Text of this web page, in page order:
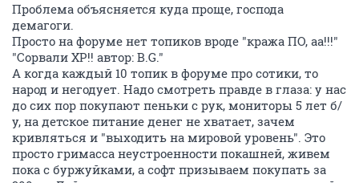
Проблема объясняется куда проще, господа
демагоги.
Просто на форуме нет топиков вроде "кража ПО, аа!!!"
"Сорвали XP!! автор: B.G."
А когда каждый 10 топик в форуме про сотики, то
народ и негодует. Надо смотреть правде в глаза: у нас
до сих пор покупают пеньки с рук, мониторы 5 лет б/
у, на детское питание денег не хватает, зачем
кривляться и "выходить на мировой уровень". Это
просто гримасса неустроенности покашней, живем
пока с буржуйками, а софт призываем покупать за